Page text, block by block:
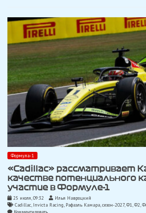
Формула-1
«Cadillac» рассматривает
качестве потенциального
участие в Формуле-1
25 июля, 09:32
Илья Навроцкий
Cadillac, Invicta Racing, Рафаэль Камара,сезон-2027,Ф1,Ф2,
Комментироватьon